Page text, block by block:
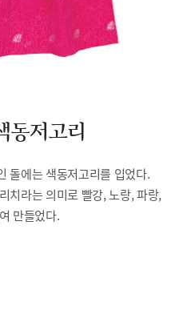
동저고리
돌에는 색동저고리를 입었다.
치라는 의미로 빨강, 노랑, 파랑,
만들었다.